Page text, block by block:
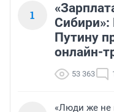
1
Сибири»:
Путину
онлайн-
53 363
«Люди же не